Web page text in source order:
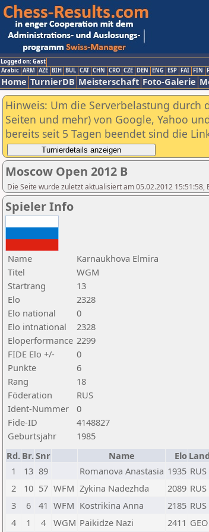
Logged on: Gast
Arabic ARM AZE BIH BUL CAT CHN CRO CZE DEN ENG ESP FAI FIN
Home TurnierDB Meisterschaft Foto-Galerie
Hinweis: Um die Serverbelastung durch
Seiten und mehr) von Google, Yahoo
bereits seit 5 Tagen beendet sind die
Moscow Open 2012 B
Die Seite wurde zuletzt aktualisiert am 05.02.2012
Spieler Info
Name
Karnaukhova Elmira
Titel
WGM
Startrang
13
Elo
2328
Elo national
0
Elo intnational
2328
Eloperformance 2299
FIDE Elo +/-
0
Punkte
6
Rang
18
Föderation
RUS
Ident-Nummer
0
Fide-ID
4148827
Geburtsjahr
1985
Rd. Br.Snr Name Elo Land
1
13 89 Romanova Anastasia 1935 RUS
2
10 57 WFM Zykina Nadezhda 2089 RUS
3
6 41 WFM Kostrikina Anna 2185 RUS
4
1 4 WGM Paikidze Nazi 2411 GEO